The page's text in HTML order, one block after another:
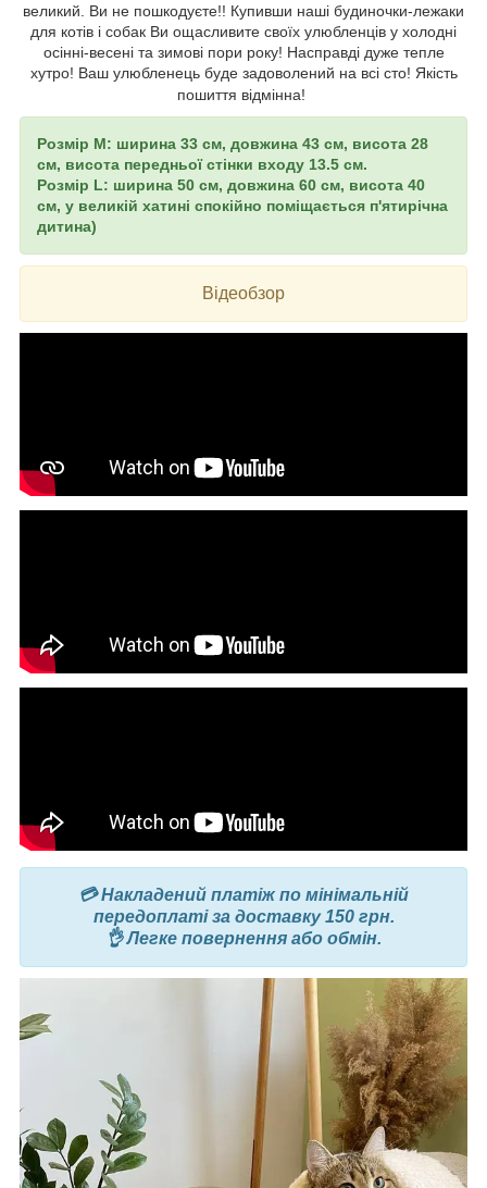
великий. Ви не пошкодуєте!! Купивши наші будиночки-лежаки
для котів і собак Ви ощасливите своїх улюбленців у холодні
осінні-весені та зимові пори року! Насправді дуже тепле
хутро! Ваш улюбленець буде задоволений на всі сто! Якість
пошиття відмінна!
Розмір М: ширина 33 см, довжина 43 см, висота 28
см, висота передньої стінки входу 13.5 см.
Розмір L: ширина 50 см, довжина 60 см, висота 40
см, у великій хатині спокійно поміщається п'ятирічна
дитина)
Відеобзор
💳 Накладений платіж по мінімальній
передоплаті за доставку 150 грн.
👌 Легке повернення або обмін.